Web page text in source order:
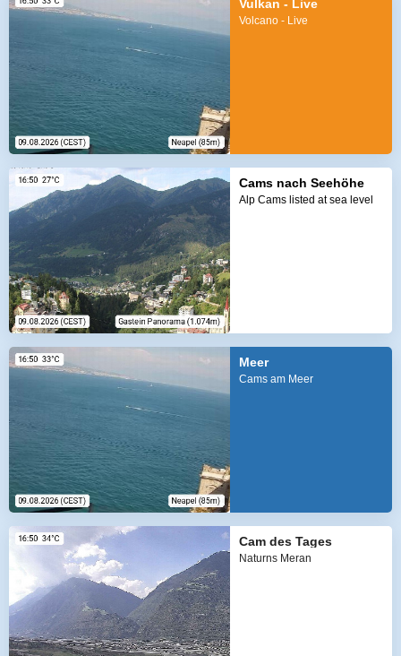
Vulkan - Live
Volcano - Live
Cams nach Seehöhe
Alp Cams listed at sea level
Meer
Cams am Meer
Cam des Tages
Naturns Meran